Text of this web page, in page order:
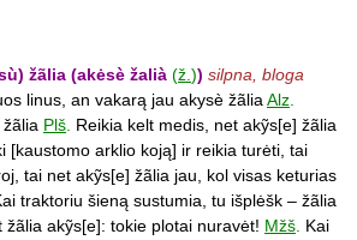
žãlia (akėsè žalià (ž.)) silpna, bloga
linus, an vakarą jau akysè žãliaAlz.
Plš. Reikia kelt medis, net akỹs[e] žãlia
[kaustomo arklio koją] ir reikia turėti, tai
tai net akỹs[e] žãlia jau, kol visas keturias
traktoriu šieną sustumia, tu išplėšk – žãlia
žãlia akỹs[e]: tokie plotai nuravėt! Mžš. Kai